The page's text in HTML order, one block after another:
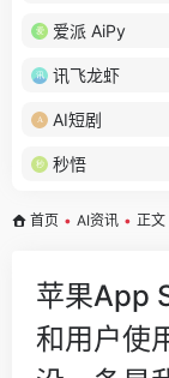
爱派 AiPy
讯飞龙虾
AI短剧
秒悟
首页 • AI资讯 • 正文
苹果App
和用户使